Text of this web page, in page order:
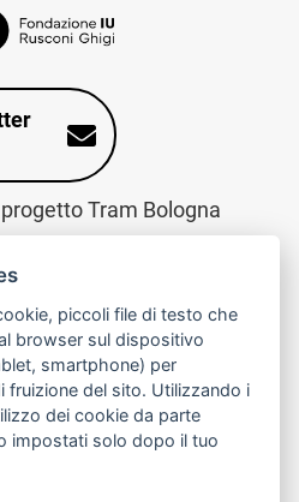
Tram Bologna
interattiva
al call center
il call
nei giorni festivi
65 36 063
piccoli file di testo che
browser sul dispositivo
smartphone) per
fruizione del sito. Utilizzando i
dei cookie da parte
impostati solo dopo il tuo